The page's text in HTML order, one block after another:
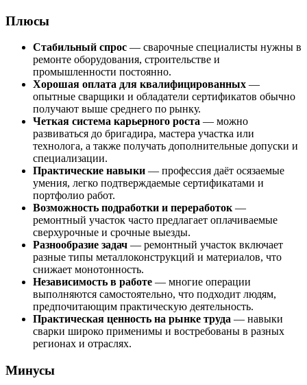
Плюсы
Стабильный спрос — сварочные специалисты нужны в
ремонте оборудования, строительстве и
промышленности постоянно.
Хорошая оплата для квалифицированных —
опытные сварщики и обладатели сертификатов обычно
получают выше среднего по рынку.
Четкая система карьерного роста — можно
развиваться до бригадира, мастера участка или
технолога, а также получать дополнительные допуски и
специализации.
Практические навыки — профессия даёт осязаемые
умения, легко подтверждаемые сертификатами и
портфолио работ.
Возможность подработки и переработок —
ремонтный участок часто предлагает оплачиваемые
сверхурочные и срочные выезды.
Разнообразие задач — ремонтный участок включает
разные типы металлоконструкций и материалов, что
снижает монотонность.
Независимость в работе — многие операции
выполняются самостоятельно, что подходит людям,
предпочитающим практическую деятельность.
Практическая ценность на рынке труда — навыки
сварки широко применимы и востребованы в разных
регионах и отраслях.
Минусы